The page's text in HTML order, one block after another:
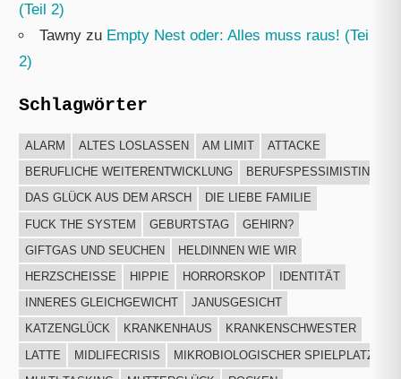
(Teil 2)
Tawny zu Empty Nest oder: Alles muss raus! (Teil
2)
Schlagwörter
ALARM ALTES LOSLASSEN AM LIMIT
ATTACKE
BERUFLICHE WEITERENTWICKLUNG
BERUFSPESSIMISTIN
DAS GLÜCK AUS DEM ARSCH
DIE LIEBE FAMILIE
FUCK THE SYSTEM
GEBURTSTAG
GEHIRN?
GIFTGAS UND SEUCHEN
HELDINNEN WIE WIR
HERZSCHEISSE
HIPPIE HORRORSKOP
IDENTITÄT
INNERES GLEICHGEWICHT
JANUSGESICHT
KATZENGLÜCK
KRANKENHAUS
KRANKENSCHWESTER
LATTE
MIDLIFECRISIS
MIKROBIOLOGISCHER SPIELPLATZ